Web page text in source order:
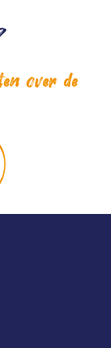
over de